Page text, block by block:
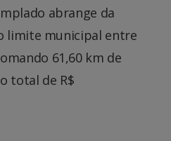
abrange da
limite municipal entre
61,60 km de
total de R$